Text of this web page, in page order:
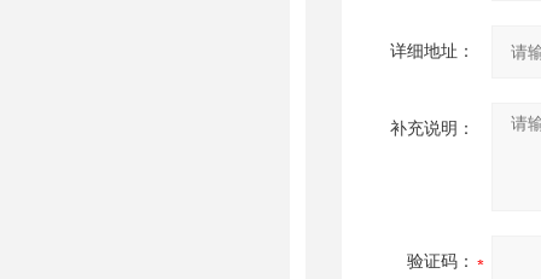
详细地址：
补充说明：
验证码：